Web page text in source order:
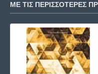
ΜΕ ΤΙΣ ΠΕΡΙΣΣΌΤΕΡΕΣ